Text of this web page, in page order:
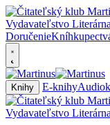
Doručenie
Knihy E-knihy